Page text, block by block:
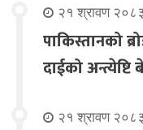
२१ श्रावण २०८३,
पाकिस्तानको
दाईको
२१ श्रावण २०८३,